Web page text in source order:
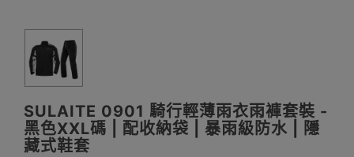
SULAITE 0901 騎行輕薄雨衣雨褲套裝 -
黑色XXL碼 | 配收納袋 | 暴雨級防水 | 隱
藏式鞋套